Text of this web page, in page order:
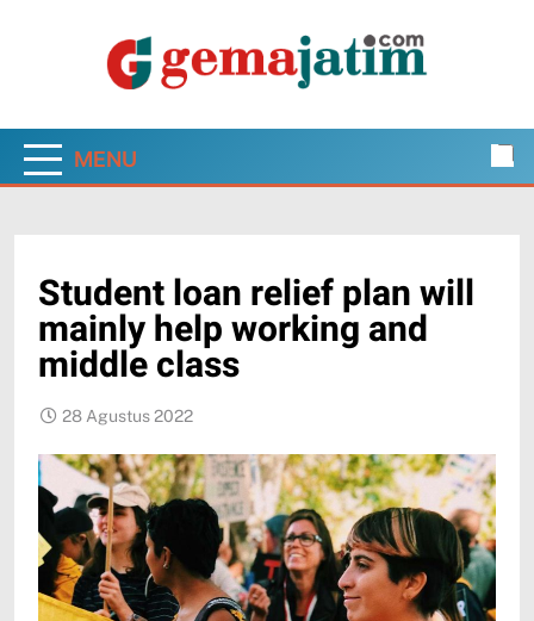
Gema Jatim
MENU
Student loan relief plan will
mainly help working and
middle class
28 Agustus 2022